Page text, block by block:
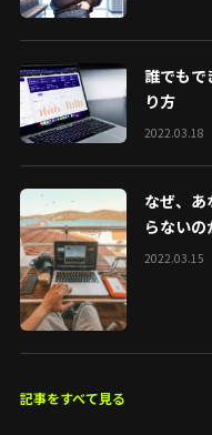
誰でもで
り方
2022.03.18
なぜ、
らないの
2022.03.15
記事をすべて見る